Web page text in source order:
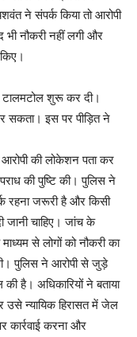
ने संपर्क किया तो आरोपी
भी नौकरी नहीं लगी और
टालमटोल शुरू कर दी।
सकता। इस पर पीड़ित ने
की लोकेशन पता कर
की पुष्टि की। पुलिस ने
रहना जरूरी है और किसी
जानी चाहिए। जांच के
से लोगों को नौकरी का
पुलिस ने आरोपी से जुड़े
है। अधिकारियों ने बताया
उसे न्यायिक हिरासत में जेल
कार्रवाई करना और